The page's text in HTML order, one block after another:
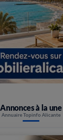
Annonces à la une
Annuaire Topinfo Alicante